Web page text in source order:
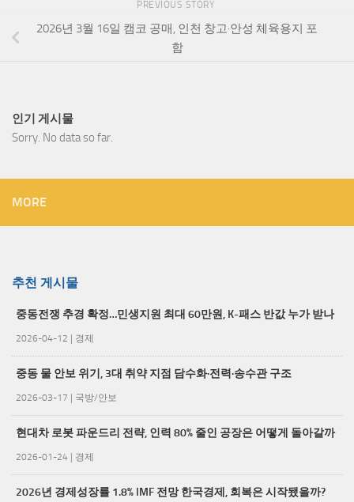
PREVIOUS STORY
2026년 3월 16일 캠코 공매, 인천 창고·안성 체육용지 포
함
인기 게시물
Sorry. No data so far.
MORE
추천 게시물
중동전쟁 추경 확정…민생지원 최대 60만원, K-패스 반값 누가 받나
2026-04-12 경제
중동 물 안보 위기, 3대 취약 지점 담수화·전력·송수관 구조
2026-03-17 국방/안보
현대차 로봇 파운드리 전략, 인력 80% 줄인 공장은 어떻게 돌아갈까
2026-01-24 경제
2026년 경제성장률 1.8% IMF 전망 한국경제, 회복은 시작됐을까?